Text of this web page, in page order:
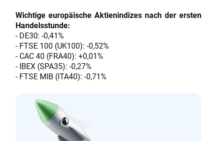
Wichtige europäische Aktienindizes nach der ersten
Handelsstunde:
- DE30: -0,41%
- FTSE 100 (UK100): -0,52%
- CAC 40 (FRA40): +0,01%
- IBEX (SPA35): -0,27%
- FTSE MIB (ITA40): -0,71%